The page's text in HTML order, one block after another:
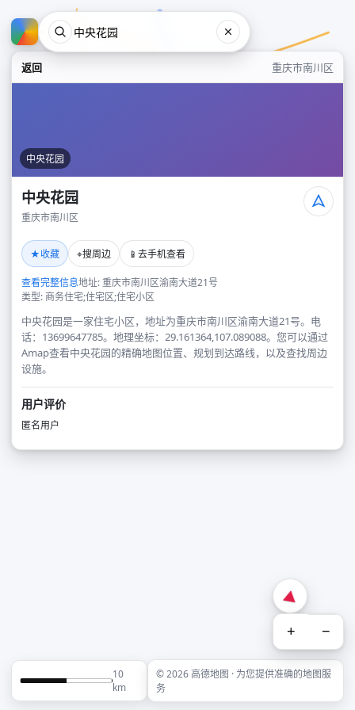
返回 重庆市南川区
中央花园
中央花园
重庆市南川区
★收藏 ⌖搜周边 📱 去手机查看
查看完整信息地址: 重庆市南川区渝南大道21号
类型: 商务住宅;住宅区;住宅小区
中央花园是一家住宅小区，地址为重庆市南川区渝南大道21号。电
话：13699647785。地理坐标：29.161364,107.089088。您可以通过
Amap查看中央花园的精确地图位置、规划到达路线，以及查找周边
设施。
用户评价
匿名用户
+ −
10
km
© 2026 高德地图 · 为您提供准确的地图服
务